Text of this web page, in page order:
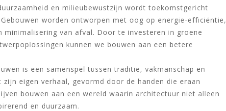
en milieubewustzijn wordt toekomstgericht
worden ontworpen met oog op energie-efficiëntie,
minimalisering van afval. Door te investeren in groene
kunnen we bouwen aan een betere
is een samenspel tussen traditie, vakmanschap en
eigen verhaal, gevormd door de handen die eraan
bouwen aan een wereld waarin architectuur niet alleen
en duurzaam.